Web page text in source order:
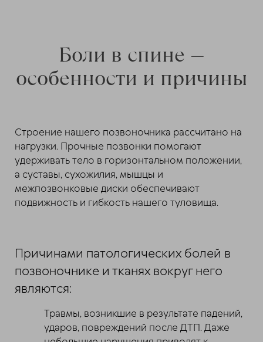
Боли в спине —
особенности и причины
Строение нашего позвоночника рассчитано на
нагрузки. Прочные позвонки помогают
удерживать тело в горизонтальном положении,
а суставы, сухожилия, мышцы и
межпозвонковые диски обеспечивают
подвижность и гибкость нашего туловища.
Причинами патологических болей в
позвоночнике и тканях вокруг него
являются:
Травмы, возникшие в результате падений,
ударов, повреждений после ДТП. Даже